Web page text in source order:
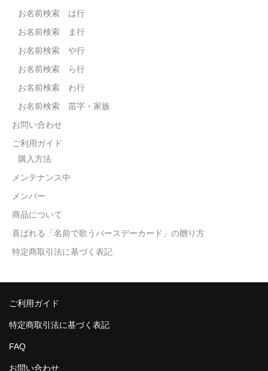
お名前検索 は行
お名前検索 ま行
お名前検索 や行
お名前検索 ら行
お名前検索 わ行
お名前検索 苗字・家族
お問い合わせ
ご利用ガイド
購入方法
メンテナンス中
メンバー
商品について
喜ばれる「名前で歌うバースデーカード」の贈り方
特定商取引法に基づく表記
ご利用ガイド
特定商取引法に基づく表記
FAQ
お問い合わせ